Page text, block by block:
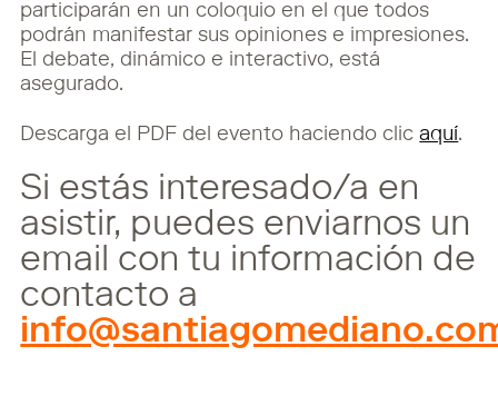
participarán en un coloquio en el que todos
podrán manifestar sus opiniones e impresiones.
El debate, dinámico e interactivo, está
asegurado.
Descarga el PDF del evento haciendo clicaquí.
Si estás interesado/a en
asistir, puedes enviarnos un
email con tu información de
contacto a